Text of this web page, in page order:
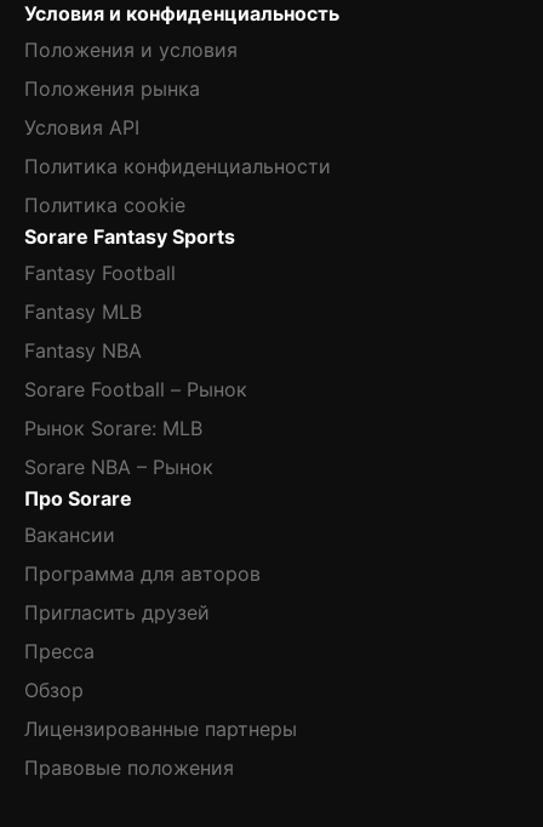
Условия и конфиденциальность
Положения и условия
Положения рынка
Условия API
Политика конфиденциальности
Политика cookie
Sorare Fantasy Sports
Fantasy Football
Fantasy MLB
Fantasy NBA
Sorare Football – Рынок
Рынок Sorare: MLB
Sorare NBA – Рынок
Про Sorare
Вакансии
Программа для авторов
Пригласить друзей
Пресса
Обзор
Лицензированные партнеры
Правовые положения